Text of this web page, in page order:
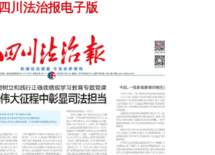
四川法治报电子版